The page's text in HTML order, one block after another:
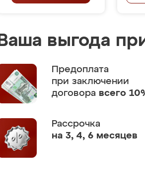
Ваша выгода
Предоплата
при заключении
договора всего
Рассрочка
на 3, 4, 6 месяцев